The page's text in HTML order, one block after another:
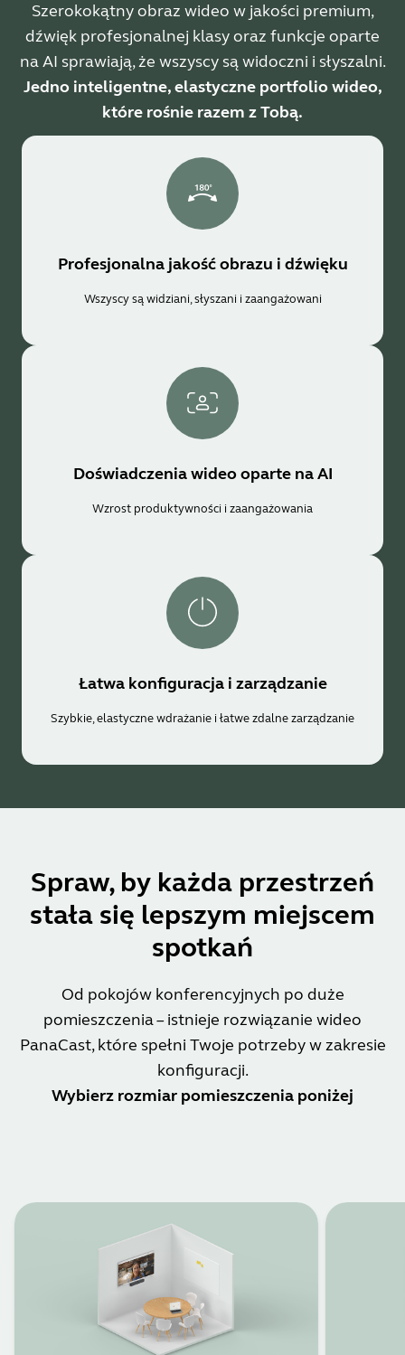
Szerokokątny obraz wideo w jakości premium,
dźwięk profesjonalnej klasy oraz funkcje oparte
na AI sprawiają, że wszyscy są widoczni i słyszalni.
Jedno inteligentne, elastyczne portfolio wideo,
które rośnie razem z Tobą.
Profesjonalna jakość obrazu i dźwięku
Wszyscy są widziani, słyszani i zaangażowani
Doświadczenia wideo oparte na AI
Wzrost produktywności i zaangażowania
Łatwa konfiguracja i zarządzanie
Szybkie, elastyczne wdrażanie i łatwe zdalne zarządzanie
Spraw, by każda przestrzeń
stała się lepszym miejscem
spotkań
Od pokojów konferencyjnych po duże
pomieszczenia – istnieje rozwiązanie wideo
PanaCast, które spełni Twoje potrzeby w zakresie
konfiguracji.
Wybierz rozmiar pomieszczenia poniżej